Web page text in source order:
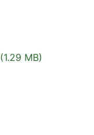
(1.29 MB)